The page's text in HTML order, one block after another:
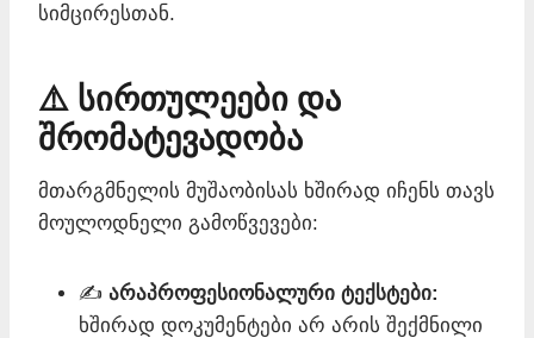
სიმცირესთან.
⚠️ სირთულეები და
შრომატევადობა
მთარგმნელის მუშაობისას ხშირად იჩენს თავს
მოულოდნელი გამოწვევები:
✍️ არაპროფესიონალური ტექსტები:
ხშირად დოკუმენტები არ არის შექმნილი